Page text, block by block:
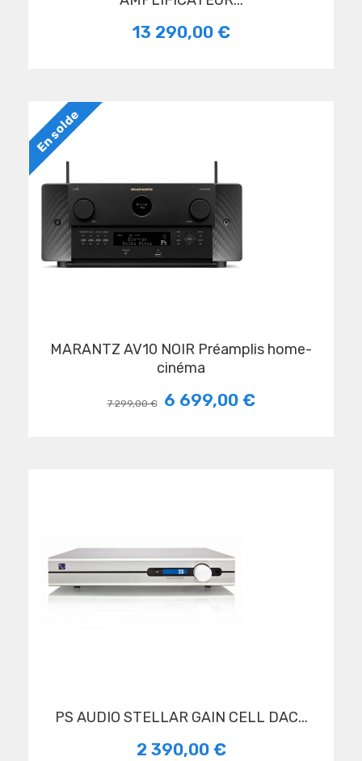
13 290,00 €
En solde
MARANTZ AV10 NOIR Préamplis home-
cinéma
7 299,00 € 6 699,00 €
PS AUDIO STELLAR GAIN CELL DAC...
2 390,00 €